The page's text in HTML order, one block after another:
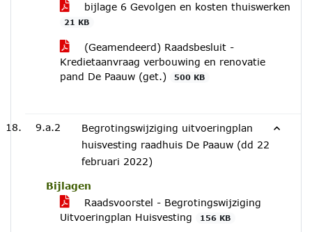
bijlage 6 Gevolgen en kosten thuiswerken
21 KB
(Geamendeerd) Raadsbesluit -
Kredietaanvraag verbouwing en renovatie
pand De Paauw (get.)
500 KB
9.a.2
Begrotingswijziging uitvoeringplan
huisvesting raadhuis De Paauw (dd 22
februari 2022)
Bijlagen
Raadsvoorstel - Begrotingswijziging
Uitvoeringplan Huisvesting
156 KB